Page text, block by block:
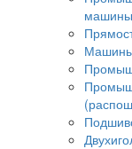
машины
Машины